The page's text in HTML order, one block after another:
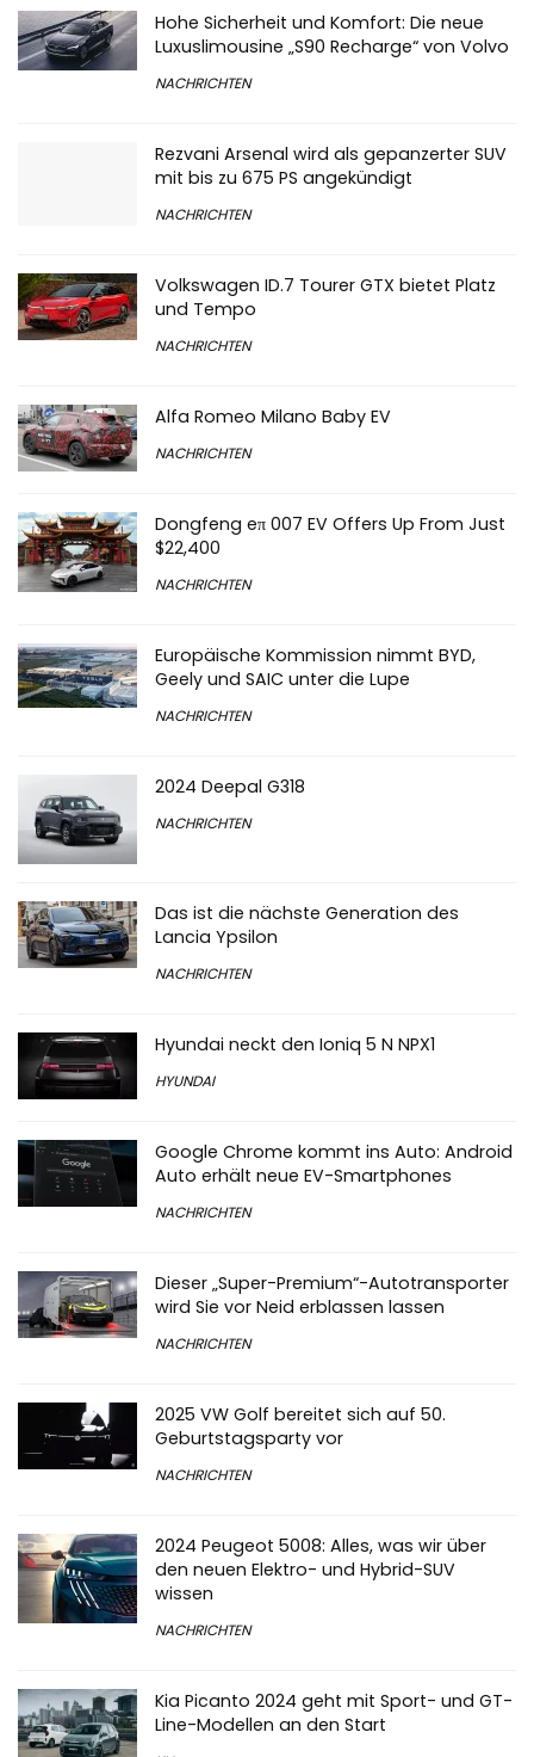
Hohe Sicherheit und Komfort: Die neue
Luxuslimousine „S90 Recharge“ von Volvo
NACHRICHTEN
Rezvani Arsenal wird als gepanzerter SUV
mit bis zu 675 PS angekündigt
NACHRICHTEN
Volkswagen ID.7 Tourer GTX bietet Platz
und Tempo
NACHRICHTEN
Alfa Romeo Milano Baby EV
NACHRICHTEN
Dongfeng eπ 007 EV Offers Up From Just
$22,400
NACHRICHTEN
Europäische Kommission nimmt BYD,
Geely und SAIC unter die Lupe
NACHRICHTEN
2024 Deepal G318
NACHRICHTEN
Das ist die nächste Generation des
Lancia Ypsilon
NACHRICHTEN
Hyundai neckt den Ioniq 5 N NPX1
HYUNDAI
Google Chrome kommt ins Auto: Android
Auto erhält neue EV-Smartphones
NACHRICHTEN
Dieser „Super-Premium“-Autotransporter
wird Sie vor Neid erblassen lassen
NACHRICHTEN
2025 VW Golf bereitet sich auf 50.
Geburtstagsparty vor
NACHRICHTEN
2024 Peugeot 5008: Alles, was wir über
den neuen Elektro- und Hybrid-SUV
wissen
NACHRICHTEN
Kia Picanto 2024 geht mit Sport- und GT-
Line-Modellen an den Start